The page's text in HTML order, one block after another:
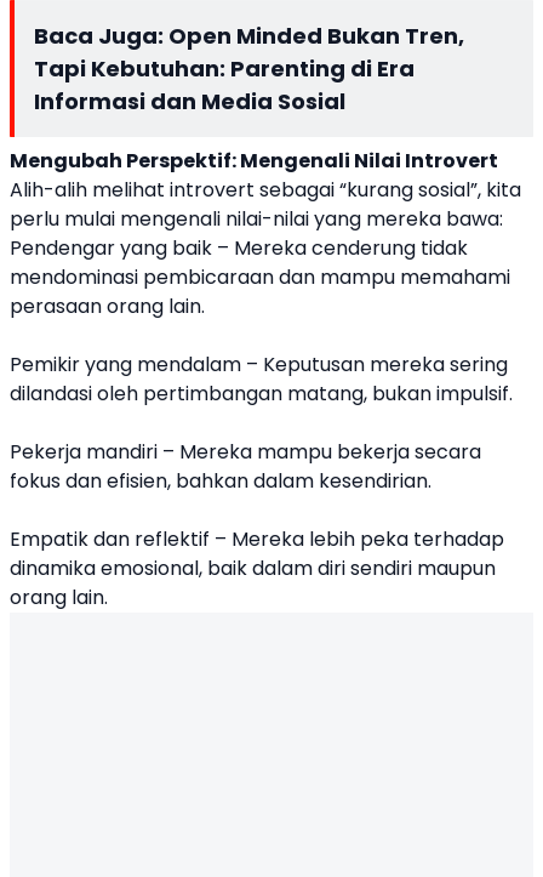
Baca Juga: Open Minded Bukan Tren,
Tapi Kebutuhan: Parenting di Era
Informasi dan Media Sosial
Mengubah Perspektif: Mengenali Nilai Introvert
Alih-alih melihat introvert sebagai “kurang sosial”, kita
perlu mulai mengenali nilai-nilai yang mereka bawa:
Pendengar yang baik – Mereka cenderung tidak
mendominasi pembicaraan dan mampu memahami
perasaan orang lain.
Pemikir yang mendalam – Keputusan mereka sering
dilandasi oleh pertimbangan matang, bukan impulsif.
Pekerja mandiri – Mereka mampu bekerja secara
fokus dan efisien, bahkan dalam kesendirian.
Empatik dan reflektif – Mereka lebih peka terhadap
dinamika emosional, baik dalam diri sendiri maupun
orang lain.